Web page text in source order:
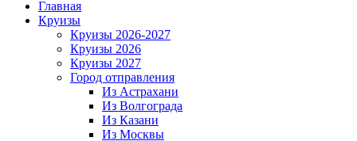
Главная
Круизы
Круизы 2026-2027
Круизы 2026
Круизы 2027
Город отправления
Из Астрахани
Из Волгограда
Из Казани
Из Москвы